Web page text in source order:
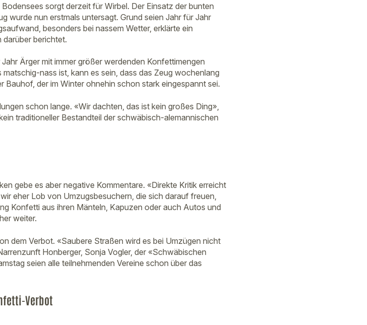
sorgt derzeit für Wirbel. Der Einsatz der bunten
wurde nun erstmals untersagt. Grund seien Jahr für Jahr
besonders bei nassem Wetter, erklärte ein
darüber berichtet.
Ärger mit immer größer werdenden Konfettimengen
nass ist, kann es sein, dass das Zeug wochenlang
Bauhof, der im Winter ohnehin schon stark eingespannt sei.
schon lange. «Wir dachten, das ist kein großes Ding»,
traditioneller Bestandteil der schwäbisch-alemannischen
gebe es aber negative Kommentare. «Direkte Kritik erreicht
eher Lob von Umzugsbesuchern, die sich darauf freuen,
Konfetti aus ihren Mänteln, Kapuzen oder auch Autos und
weiter.
dem Verbot. «Saubere Straßen wird es bei Umzügen nicht
Honberger, Sonja Vogler, der «Schwäbischen
seien alle teilnehmenden Vereine schon über das
Verbot